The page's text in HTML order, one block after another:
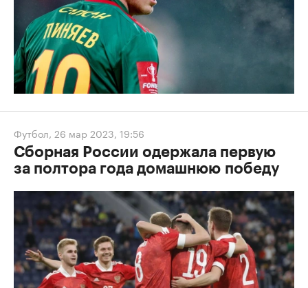
Футбол, 26 мар 2023, 19:56
Сборная России одержала первую
за полтора года домашнюю победу